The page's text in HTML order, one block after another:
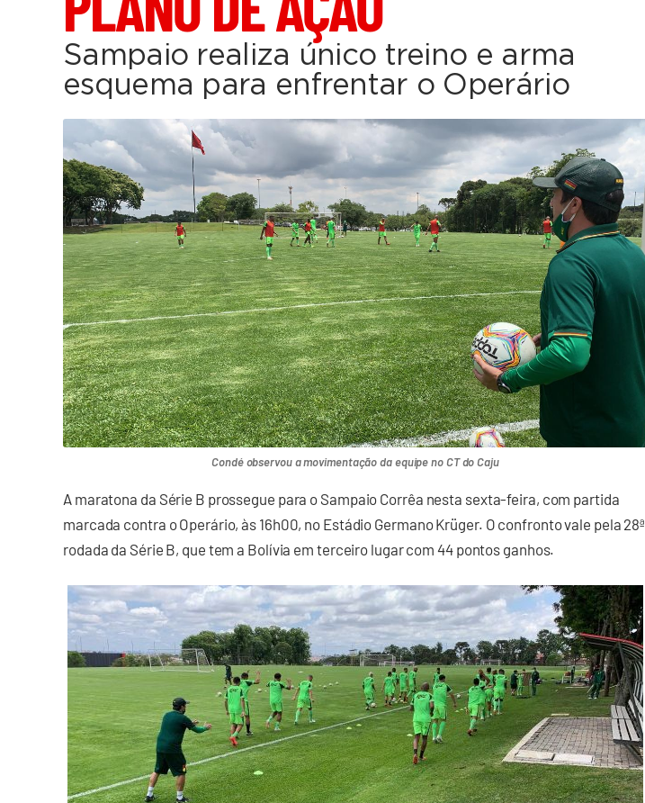
Sampaio realiza único treino e arma
esquema para enfrentar o Operário
Condé observou a movimentação da equipe no CT do Caju
A maratona da Série B prossegue para o Sampaio Corrêa nesta sexta-feira, com partida
marcada contra o Operário, às 16h00, no Estádio Germano Krüger. O confronto vale pela 28ª
rodada da Série B, que tem a Bolívia em terceiro lugar com 44 pontos ganhos.